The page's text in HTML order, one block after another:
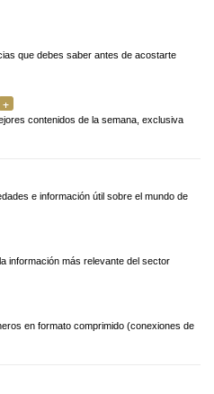
que debes saber antes de acostarte
contenidos de la semana, exclusiva
e información útil sobre el mundo de
información más relevante del sector
en formato comprimido (conexiones de